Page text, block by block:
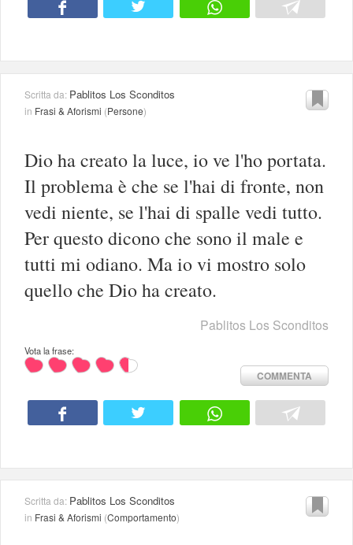
Scritta da: Pablitos Los Sconditos
in Frasi & Aforismi (Persone)
Dio ha creato la luce, io ve l'ho portata.
Il problema è che se l'hai di fronte, non
vedi niente, se l'hai di spalle vedi tutto.
Per questo dicono che sono il male e
tutti mi odiano. Ma io vi mostro solo
quello che Dio ha creato.
Pablitos Los Sconditos
Vota la frase:
COMMENTA
Scritta da: Pablitos Los Sconditos
in Frasi & Aforismi (Comportamento)